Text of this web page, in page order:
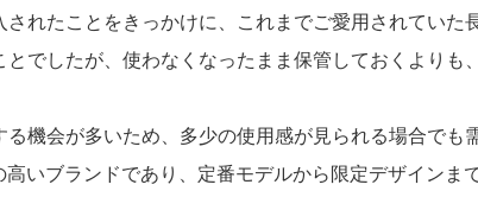
れたことをきっかけに、これまでご愛用されていた
でしたが、使わなくなったまま保管しておくより
機会が多いため、多少の使用感が見られる場合で
高いブランドであり、定番モデルから限定デザイン